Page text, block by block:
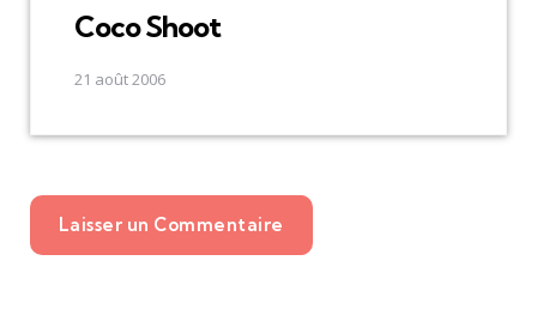
Coco Shoot
21 août 2006
Laisser un Commentaire